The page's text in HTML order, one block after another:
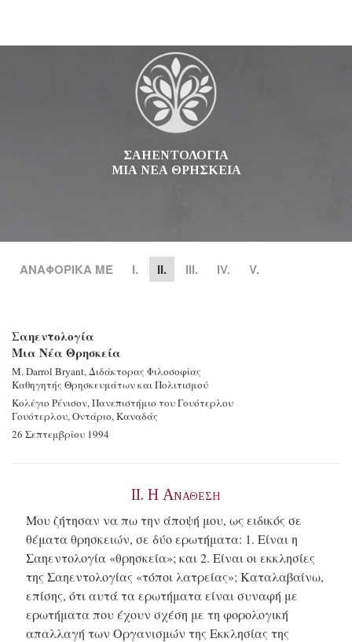
ΣΑΗΕΝΤΟΛΟΓΙΑ
ΜΙΑ ΝΕΑ ΘΡΗΣΚΕΙΑ
ΑΝΑΦΟΡΙΚΑ ΜΕ Ι. II. III. IV. V.
Σαηεντολογία
Μια Νέα Θρησκεία
M. Darrol Bryant, Διδάκτορας Φιλοσοφίας
Καθηγητής Θρησκευμάτων και Πολιτισμού
Κολέγιο Ρένισον, Πανεπιστήμιο του Γουότερλου
Γουότερλου, Οντάριο, Καναδάς
26 Σεπτεμβρίου 1994
II. Η Αναθεση
Μου ζήτησαν να πω την άποψή μου, ως ειδικός σε
θέματα θρησκειών, σε δύο ερωτήματα: 1. Είναι η
Σαηεντολογία «θρησκεία»; και 2. Είναι οι εκκλησίες
της Σαηεντολογίας «τόποι λατρείας»; Καταλαβαίνω,
επίσης, ότι αυτά τα ερωτήματα είναι συναφή με
ερωτήματα που έχουν σχέση με τη φορολογική
απαλλαγή των Οργανισμών της Εκκλησίας της